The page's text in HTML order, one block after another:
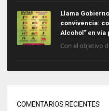
Llama
convivencia:
Alcohol” en vía
Con el objetivo
COMENTARIOS RECIENTES